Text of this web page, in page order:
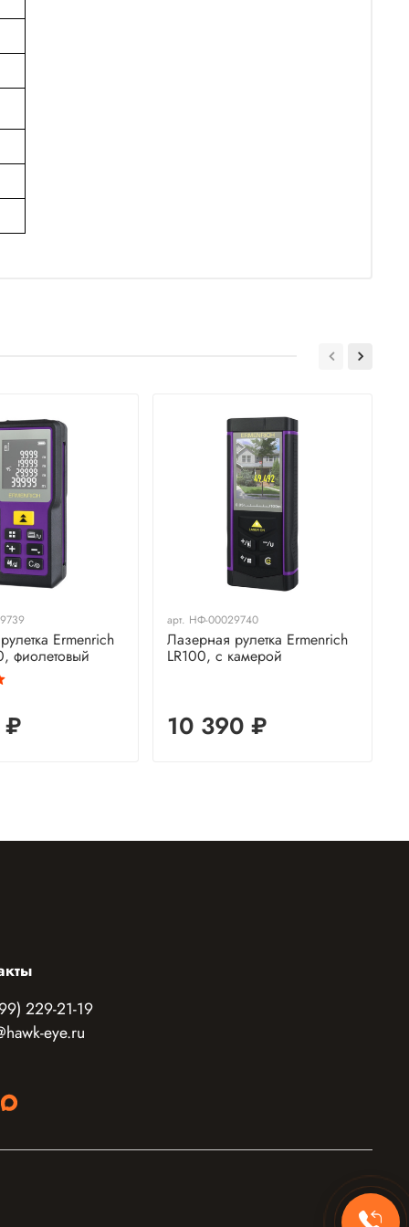
Ermenrich
фиолетовый
₽
арт. НФ-00029740
Лазерная рулетка Ermenrich
LR100, с камерой
10 390 ₽
229-21-19
eye.ru